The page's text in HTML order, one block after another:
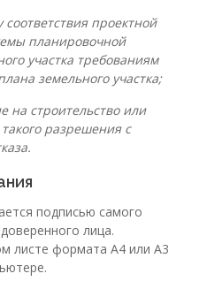
проектной
планировочной
участка требованиям
земельного участка;
на строительство или
разрешения с
подписью самого
лица.
листе формата Α4 или Α3